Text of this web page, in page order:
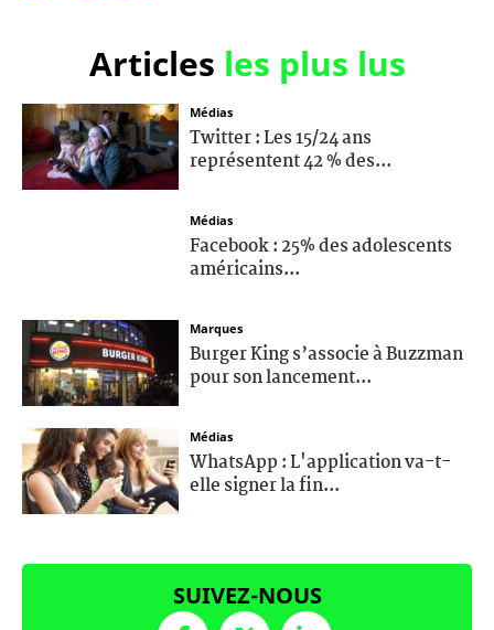
Articles les plus lus
Médias
Twitter : Les 15/24 ans
représentent 42 % des...
Médias
Facebook : 25% des adolescents
américains...
Marques
Burger King s’associe à Buzzman
pour son lancement...
Médias
WhatsApp : L'application va-t-
elle signer la fin...
SUIVEZ-NOUS